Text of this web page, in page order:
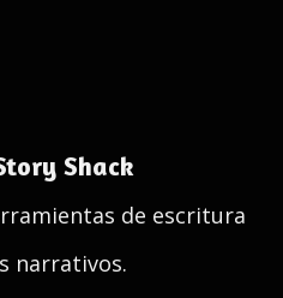
Shack
de escritura
narrativos.